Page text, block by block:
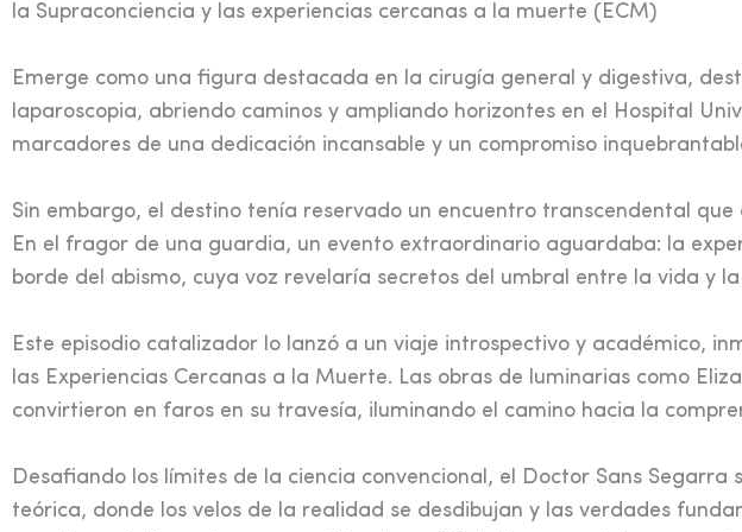
la Supraconciencia y las experiencias cercanas a la muerte (ECM)
Emerge como una figura destacada en la cirugía general y digestiva,
laparoscopia, abriendo caminos y ampliando horizontes en el Hospital
marcadores de una dedicación incansable y un compromiso
Sin embargo, el destino tenía reservado un encuentro transcendental
En el fragor de una guardia, un evento extraordinario aguardaba: la
borde del abismo, cuya voz revelaría secretos del umbral entre la vida y
Este episodio catalizador lo lanzó a un viaje introspectivo y académico,
las Experiencias Cercanas a la Muerte. Las obras de luminarias como
convirtieron en faros en su travesía, iluminando el camino hacia la
Desafiando los límites de la ciencia convencional, el Doctor Sans Segarra
teórica, donde los velos de la realidad se desdibujan y las verdades